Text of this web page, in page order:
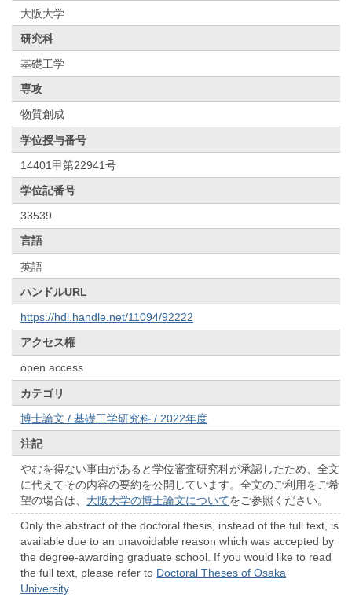
大阪大学
研究科
基礎工学
専攻
物質創成
学位授与番号
14401甲第22941号
学位記番号
33539
言語
英語
ハンドルURL
https://hdl.handle.net/11094/92222
アクセス権
open access
カテゴリ
博士論文 / 基礎工学研究科 / 2022年度
注記
やむを得ない事由があると学位審査研究科が承認したため、全文
に代えてその内容の要約を公開しています。全文のご利用をご希
望の場合は、 大阪大学の博士論文についてをご参照ください。
Only the abstract of the doctoral thesis, instead of the full text, is
available due to an unavoidable reason which was accepted by
the degree-awarding graduate school. If you would like to read
the full text, please refer to Doctoral Theses of Osaka
University.